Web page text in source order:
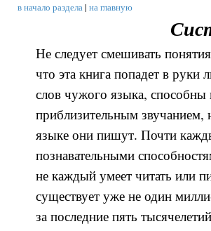
в начало раздела| на главную
Не следует смешивать
что эта книга попадет в руки
слов чужого языка, способны
приблизительным звучанием,
языке они пишут. Почти
познавательными
не каждый умеет читать или
существует уже не один
за последние пять